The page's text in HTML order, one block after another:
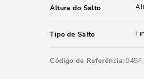
Altura do Salto
Tipo de Salto
Código de Referência